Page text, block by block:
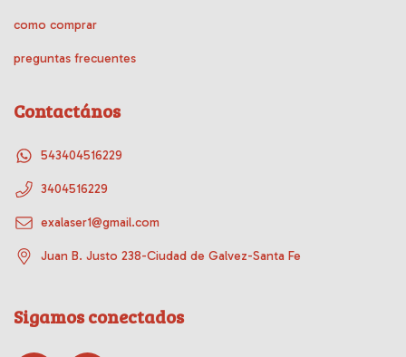
como comprar
preguntas frecuentes
Contactános
543404516229
3404516229
exalaser1@gmail.com
Juan B. Justo 238-Ciudad de Galvez-Santa Fe
Sigamos conectados